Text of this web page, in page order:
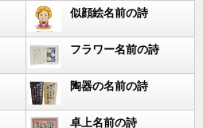
似顔絵名前の詩
フラワー名前の詩
陶器の名前の詩
卓上名前の詩